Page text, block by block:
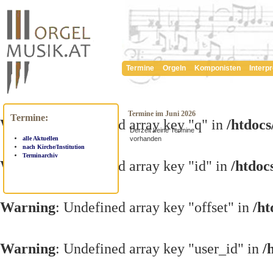
Termine Orgeln Komponisten
Warning : Undefined array key "q" in /
Warning : Undefined array key "id" in /
Warning: Undefined array key "offset" in /
Warning: Undefined array key "user_id" in /
Termine:
alle Aktuellen
nach Kirche/Institution
Terminarchiv
Termine im Juni 2026
Derzeit keine Termine
vorhanden